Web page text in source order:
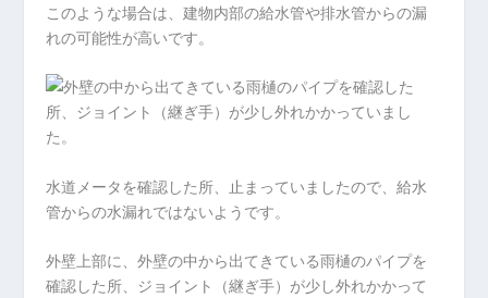
このような場合は、建物内部の給水管や排水管からの漏
れの可能性が高いです。
水道メータを確認した所、止まっていましたので、給水
管からの水漏れではないようです。
外壁上部に、外壁の中から出てきている雨樋のパイプを
確認した所、ジョイント（継ぎ手）が少し外れかかって